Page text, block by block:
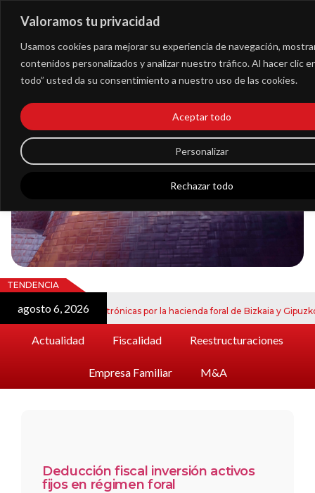
Valoramos tu privacidad
Usamos cookies para mejorar su experiencia de navegación,
contenidos personalizados y analizar nuestro tráfico. Al hacer clic
todo” usted da su consentimiento a nuestro uso de las cookies.
Personalizar
Rechazar todo
Aceptar todo
Blog
Noticias
TENDENCIA
agosto 6, 2026
notificaciones electrónicas por la hacienda foral de Bizkaia y Gipuzkoa
Actualidad Fiscalidad Reestructuraciones
Empresa Familiar M&A
Deducción fiscal inversión activos
fijos en régimen foral